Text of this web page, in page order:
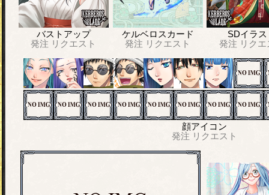
バストアップ
発注 リクエスト
ケルベロスカード
発注 リクエスト
SDイラス
発注 リク
顔アイコン
発注 リクエスト